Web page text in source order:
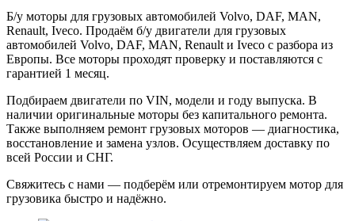
Б/у моторы для грузовых автомобилей Volvo, DAF, MAN,
Renault, Iveco. Продаём б/у двигатели для грузовых
автомобилей Volvo, DAF, MAN, Renault и Iveco с разбора из
Европы. Все моторы проходят проверку и поставляются с
гарантией 1 месяц.
Подбираем двигатели по VIN, модели и году выпуска. В
наличии оригинальные моторы без капитального ремонта.
Также выполняем ремонт грузовых моторов — диагностика,
восстановление и замена узлов. Осуществляем доставку по
всей России и СНГ.
Свяжитесь с нами — подберём или отремонтируем мотор для
грузовика быстро и надёжно.